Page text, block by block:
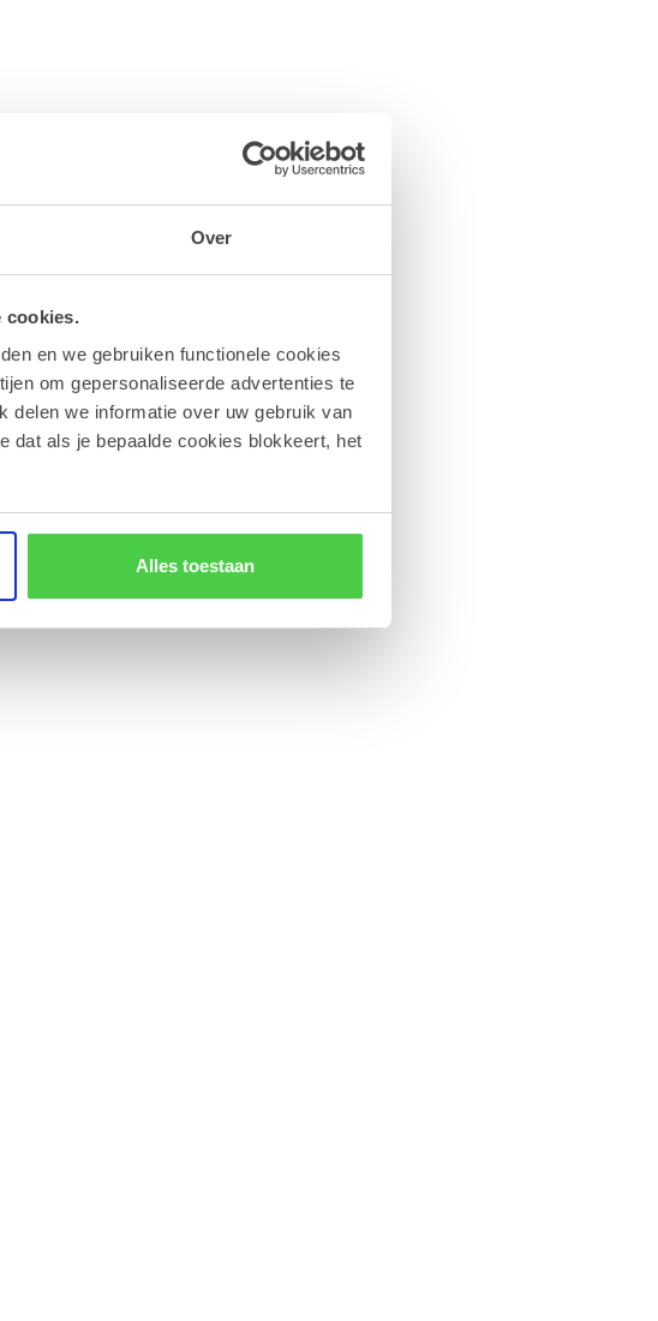
Over
cookies.
en we gebruiken functionele cookies
om gepersonaliseerde advertenties te
delen we informatie over uw gebruik van
dat als je bepaalde cookies blokkeert, het
Alles toestaan